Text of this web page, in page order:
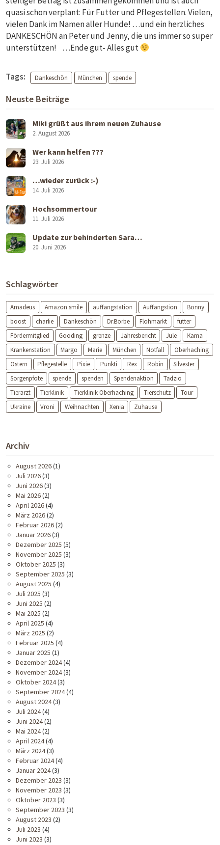
quasi schon verplant: Für Futter und Pflegestellen. Vielen,
vielen Dank im Namen aller Hunde! …und ein herzliches
DANKESCHÖN an Peter und Jenny, die uns immer so super
unterstützen! …Ende gut- Alles gut
Tags: Dankeschön München spende
Neuste Beiträge
Miki grüßt aus ihrem neuen Zuhause
2. August 2026
Wer kann helfen ???
23. Juli 2026
…wieder zurück :-)
14. Juli 2026
Hochsommertour
11. Juli 2026
Update zur behinderten Sara…
20. Juni 2026
Schlagwörter
Amadeus Amazon smile auffangstation Auffangstion
Bonny
boost
charlie Dankeschön Dr.Borbe Flohmarkt
futter
Fördermitglied
Gooding grenze Jahresbericht Jule
Kama
Krankenstation
Margo Marie München Notfall
Oberhaching
Ostern
Pflegestelle Pixie Punkti Rex Robin
Silvester
Sorgenpfote
spende spenden Spendenaktion
Tadzio
Tierarzt
Tierklinik Tierklinik Oberhaching Tierschutz
Tour
Ukraine
Vroni Weihnachten Xenia Zuhause
Archiv
August 2026(1)
Juli 2026(3)
Juni 2026(3)
Mai 2026(2)
April 2026(4)
März 2026(2)
Februar 2026(2)
Januar 2026(3)
Dezember 2025 (5)
November 2025 (3)
Oktober 2025 (3)
September 2025 (3)
August 2025 (4)
Juli 2025 (3)
Juni 2025 (2)
Mai 2025 (2)
April 2025 (4)
März 2025 (2)
Februar 2025 (4)
Januar 2025 (1)
Dezember 2024(4)
November 2024(3)
Oktober 2024(3)
September 2024(4)
August 2024(3)
Juli 2024(4)
Juni 2024(2)
Mai 2024(2)
April 2024(4)
März 2024(3)
Februar 2024(4)
Januar 2024(3)
Dezember 2023 (3)
November 2023 (3)
Oktober 2023 (3)
September 2023 (3)
August 2023 (2)
Juli 2023 (4)
Juni 2023 (3)